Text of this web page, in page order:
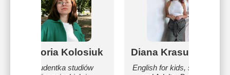
Victoria Kolosiuk
Studentka studiów
Diana Krasutskaya
English for kids, students,